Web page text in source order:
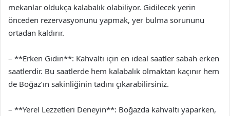
mekanlar oldukça kalabalık olabiliyor. Gidilecek yerin
önceden rezervasyonunu yapmak, yer bulma sorununu
ortadan kaldırır.
– **Erken Gidin**: Kahvaltı için en ideal saatler sabah erken
saatlerdir. Bu saatlerde hem kalabalık olmaktan kaçınır hem
de Boğaz’ın sakinliğinin tadını çıkarabilirsiniz.
– **Yerel Lezzetleri Deneyin**: Boğazda kahvaltı yaparken,